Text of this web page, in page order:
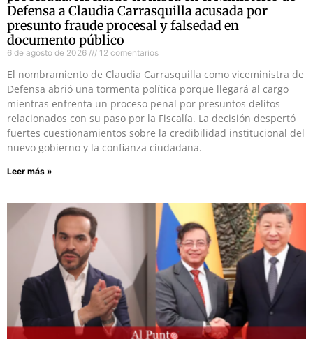
Defensa a Claudia Carrasquilla acusada por
presunto fraude procesal y falsedad en
documento público
6 de agosto de 2026 12 comentarios
El nombramiento de Claudia Carrasquilla como viceministra de
Defensa abrió una tormenta política porque llegará al cargo
mientras enfrenta un proceso penal por presuntos delitos
relacionados con su paso por la Fiscalía. La decisión despertó
fuertes cuestionamientos sobre la credibilidad institucional del
nuevo gobierno y la confianza ciudadana.
Leer más »